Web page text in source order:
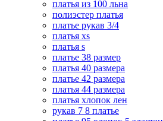
платья из 100 льна
полиэстер платья
платье рукав 3/4
платья xs
платья s
платье 38 размер
платья 40 размера
платье 42 размера
платья 44 размера
платья хлопок лен
рукав 7 8 платье